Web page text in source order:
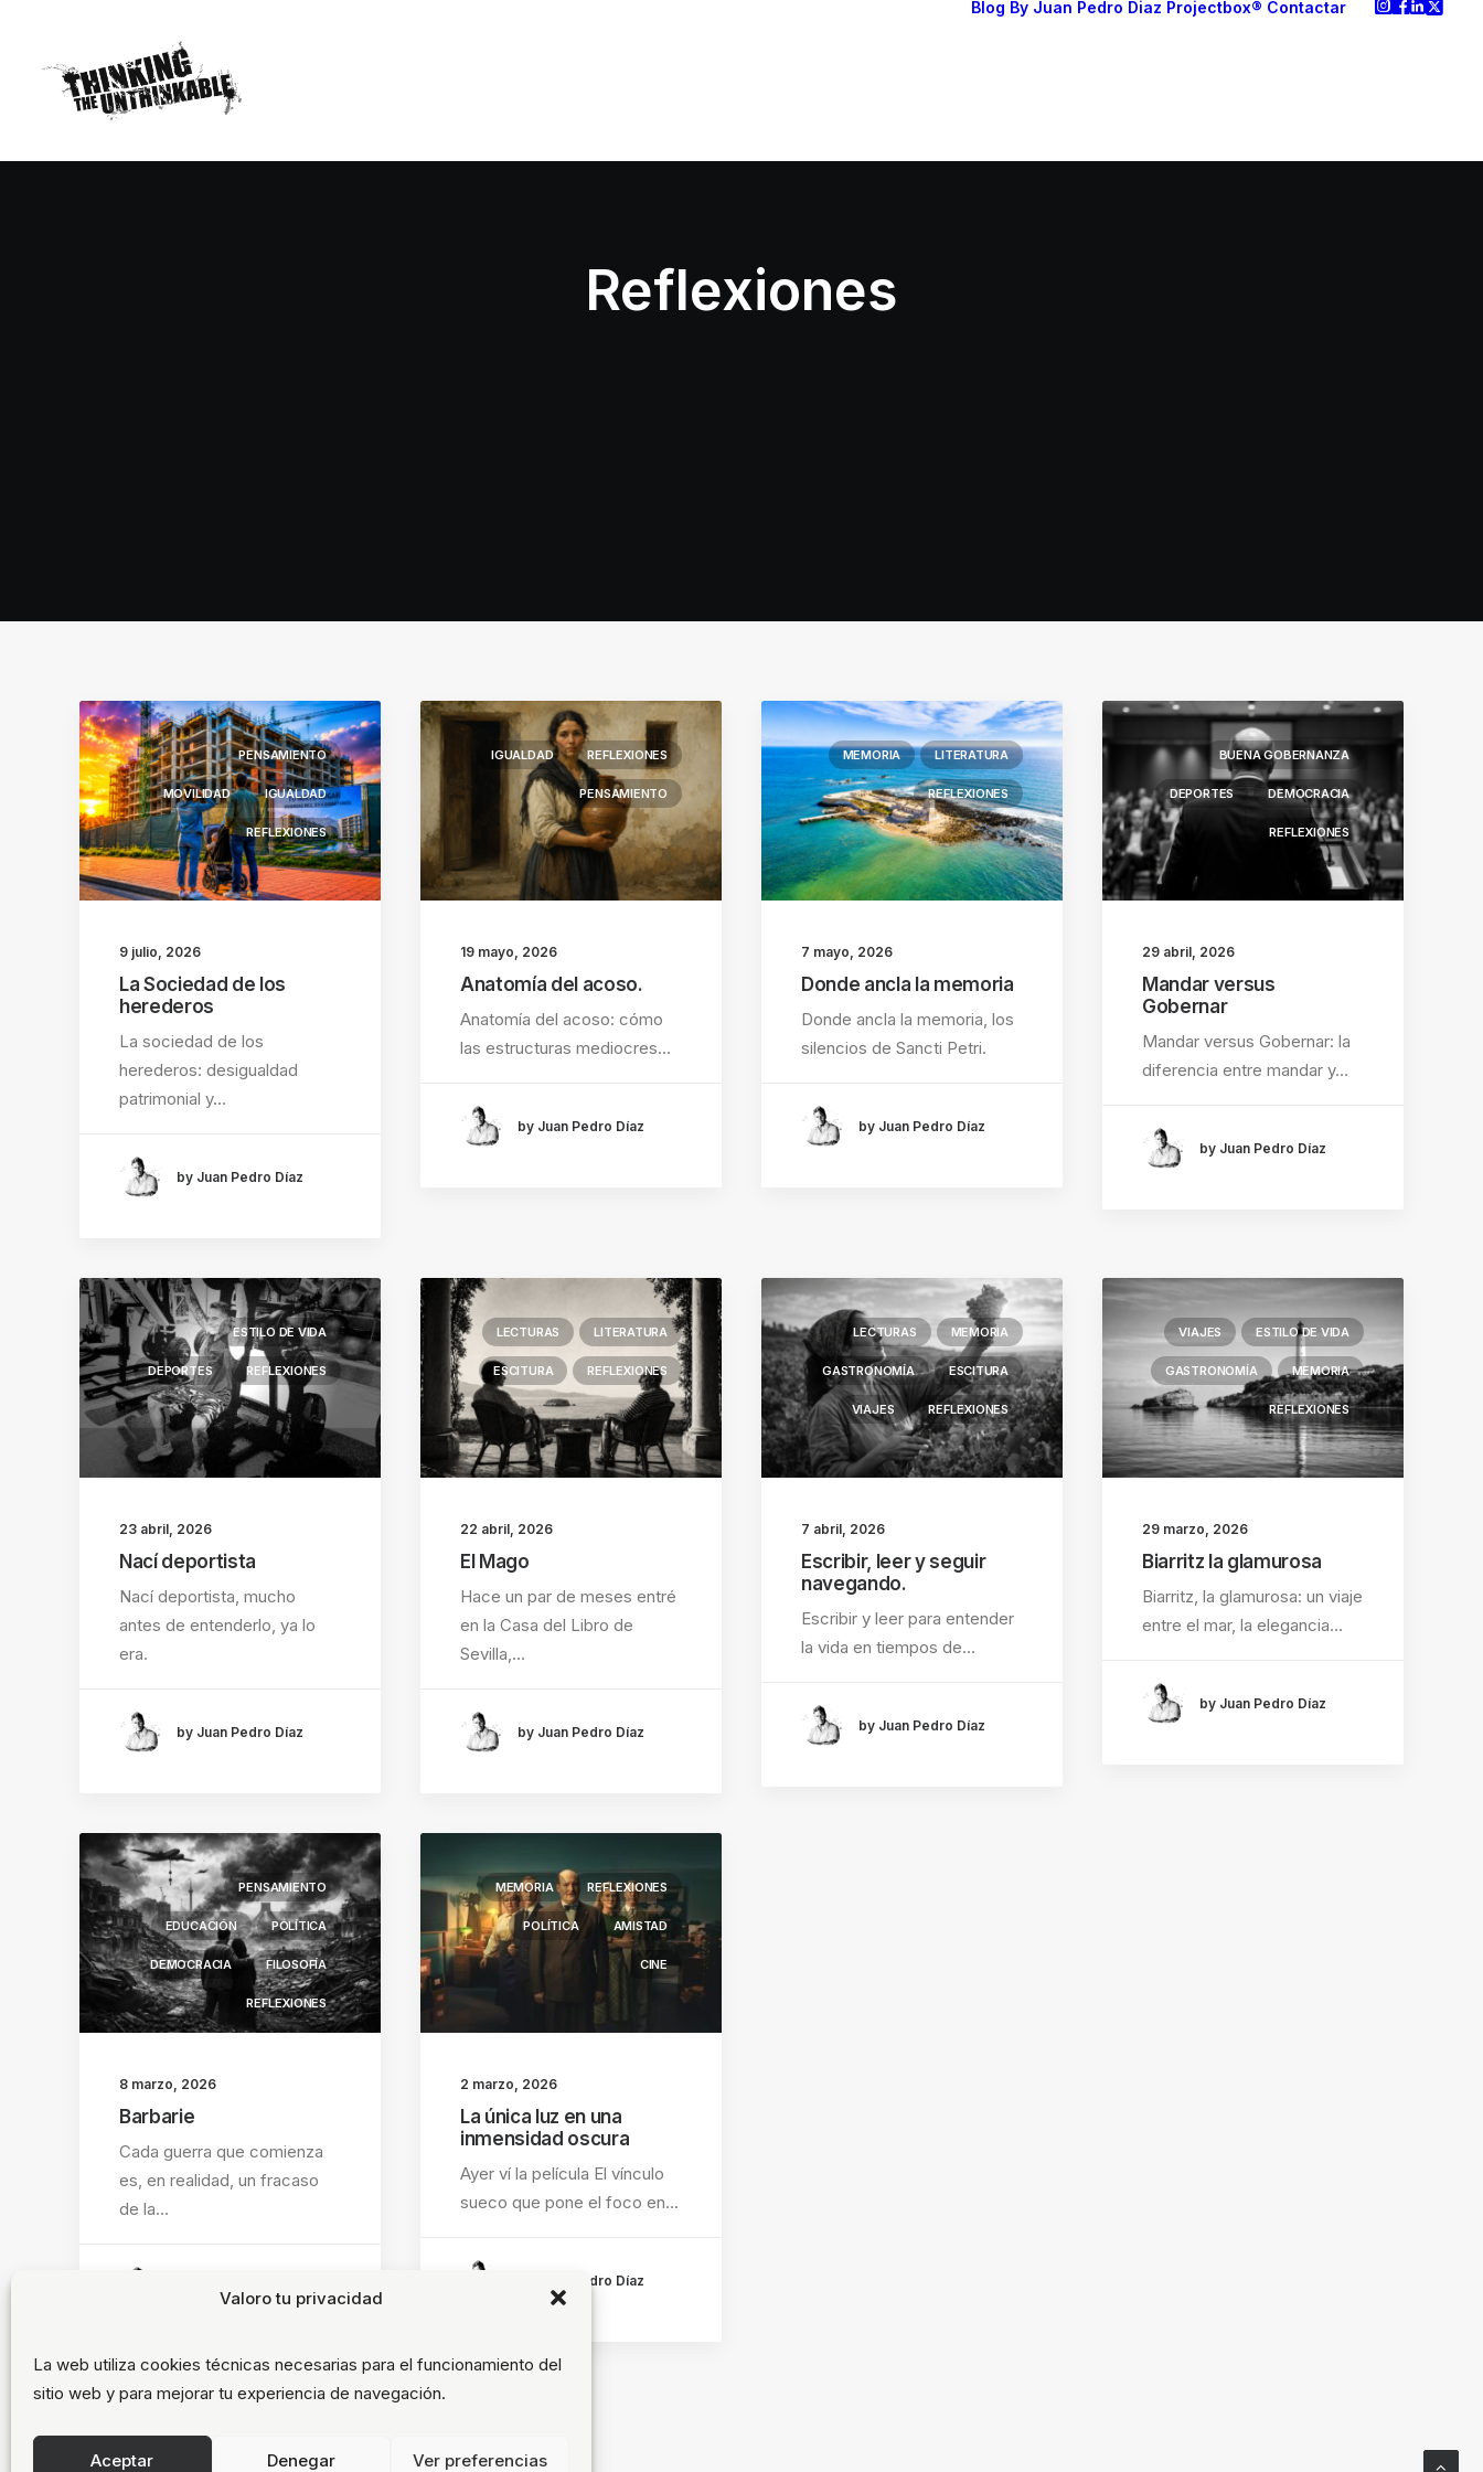
Valoro tu privacidad
La web utiliza cookies técnicas necesarias para el funcionamiento del
sitio web y para mejorar tu experiencia de navegación.
Aceptar Denegar Ver preferencias
Blog By Juan Pedro Diaz Projectbox® Contactar
Reflexiones
PENSAMIENTO
MOVILIDAD IGUALDAD
REFLEXIONES
9 julio, 2026
La Sociedad de los
herederos
La sociedad de los
herederos: desigualdad
patrimonial y…
by Juan Pedro Díaz
IGUALDAD REFLEXIONES
PENSAMIENTO
19 mayo, 2026
Anatomía del acoso.
Anatomía del acoso: cómo
las estructuras mediocres…
by Juan Pedro Díaz
MEMORIA LITERATURA
REFLEXIONES
7 mayo, 2026
Donde ancla la memoria
Donde ancla la memoria, los
silencios de Sancti Petri.
by Juan Pedro Díaz
BUENA GOBERNANZA
DEPORTES DEMOCRACIA
REFLEXIONES
29 abril, 2026
Mandar versus
Gobernar
Mandar versus Gobernar: la
diferencia entre mandar y…
by Juan Pedro Díaz
ESTILO DE VIDA
DEPORTES REFLEXIONES
23 abril, 2026
Nací deportista
Nací deportista, mucho
antes de entenderlo, ya lo
era.
by Juan Pedro Díaz
LECTURAS LITERATURA
ESCITURA REFLEXIONES
22 abril, 2026
El Mago
Hace un par de meses entré
en la Casa del Libro de
Sevilla,…
by Juan Pedro Díaz
LECTURAS MEMORIA
GASTRONOMÍA ESCITURA
VIAJES REFLEXIONES
7 abril, 2026
Escribir, leer y seguir
navegando.
Escribir y leer para entender
la vida en tiempos de…
by Juan Pedro Díaz
VIAJES ESTILO DE VIDA
GASTRONOMÍA MEMORIA
REFLEXIONES
29 marzo, 2026
Biarritz la glamurosa
Biarritz, la glamurosa: un viaje
entre el mar, la elegancia…
by Juan Pedro Díaz
PENSAMIENTO
EDUCACIÓN POLÍTICA
DEMOCRACIA FILOSOFÍA
REFLEXIONES
8 marzo, 2026
Barbarie
Cada guerra que comienza
es, en realidad, un fracaso
de la…
MEMORIA REFLEXIONES
POLÍTICA AMISTAD
CINE
2 marzo, 2026
La única luz en una
inmensidad oscura
Ayer ví la película El vínculo
sueco que pone el foco en…
by Juan Pedro Díaz